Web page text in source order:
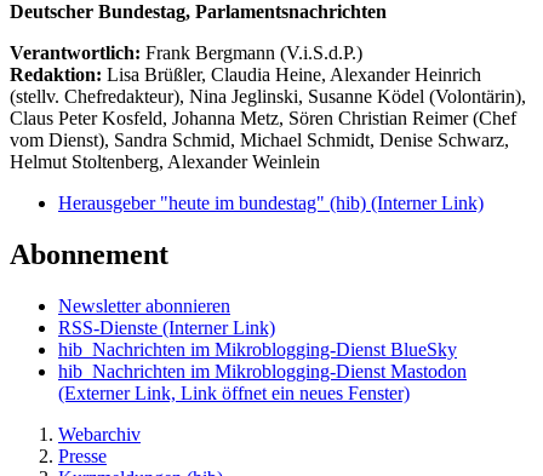
Deutscher Bundestag, Parlamentsnachrichten
Verantwortlich: Frank Bergmann (V.i.S.d.P.)
Redaktion: Lisa Brüßler, Claudia Heine, Alexander Heinrich
(stellv. Chefredakteur), Nina Jeglinski, Susanne Ködel (Volontärin),
Claus Peter Kosfeld, Johanna Metz, Sören Christian Reimer (Chef
vom Dienst), Sandra Schmid, Michael Schmidt, Denise Schwarz,
Helmut Stoltenberg, Alexander Weinlein
Herausgeber "heute im bundestag" (hib) (Interner Link)
Abonnement
Newsletter abonnieren
RSS-Dienste (Interner Link)
hib_Nachrichten im Mikroblogging-Dienst BlueSky
hib_Nachrichten im Mikroblogging-Dienst Mastodon
(Externer Link, Link öffnet ein neues Fenster)
Webarchiv
Presse